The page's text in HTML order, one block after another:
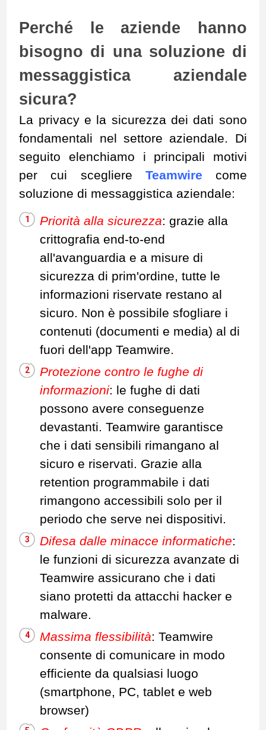
Perché le aziende hanno
bisogno di una soluzione di
messaggistica aziendale
sicura?
La privacy e la sicurezza dei dati sono
fondamentali nel settore aziendale. Di
seguito elenchiamo i principali motivi
per cui scegliere Teamwire come
soluzione di messaggistica aziendale:
Priorità alla sicurezza: grazie alla
crittografia end-to-end
all'avanguardia e a misure di
sicurezza di prim'ordine, tutte le
informazioni riservate restano al
sicuro. Non è possibile sfogliare i
contenuti (documenti e media) al di
fuori dell'app Teamwire.
Protezione contro le fughe di
informazioni: le fughe di dati
possono avere conseguenze
devastanti. Teamwire garantisce
che i dati sensibili rimangano al
sicuro e riservati. Grazie alla
retention programmabile i dati
rimangono accessibili solo per il
periodo che serve nei dispositivi.
Difesa dalle minacce informatiche:
le funzioni di sicurezza avanzate di
Teamwire assicurano che i dati
siano protetti da attacchi hacker e
malware.
Massima flessibilità: Teamwire
consente di comunicare in modo
efficiente da qualsiasi luogo
(smartphone, PC, tablet e web
browser)